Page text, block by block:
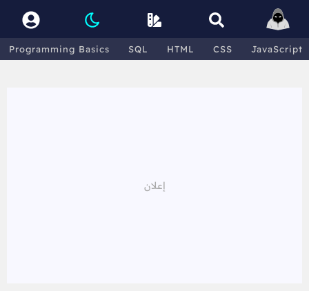
Programming Basics SQL HTML CSS JavaScript